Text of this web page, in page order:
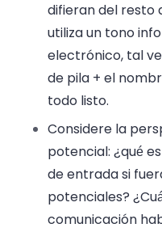
difieran del resto
utiliza un tono
electrónico, tal
de pila + el
todo listo.
Considere la
potencial: ¿qué
de entrada si
potenciales?
comunicación